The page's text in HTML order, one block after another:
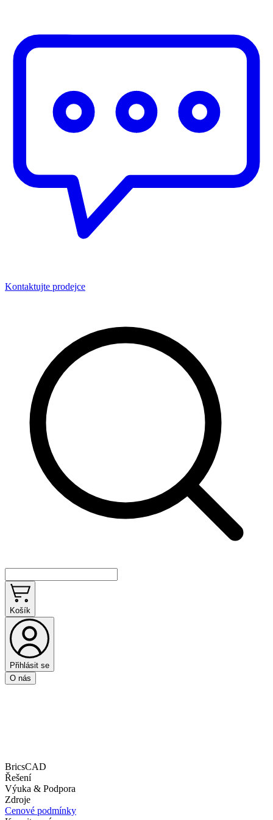
Kontaktujte prodejce
Košík
Přihlásit se
O nás
BricsCAD
Řešení
Výuka & Podpora
Zdroje
Cenové podmínky